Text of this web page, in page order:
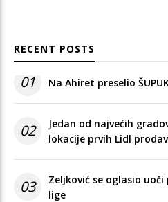
RECENT POSTS
01 Na Ahiret preselio
02
Jedan od najvećih
lokacije prvih Lidl
03
Zeljković se oglasio
lige